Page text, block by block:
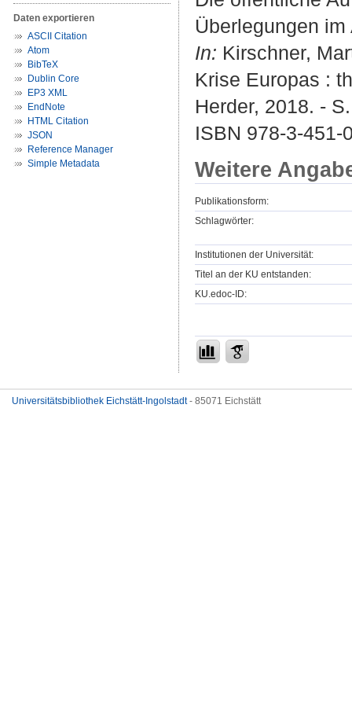
Daten exportieren
ASCII Citation
Atom
BibTeX
Dublin Core
EP3 XML
EndNote
HTML Citation
JSON
Reference Manager
Simple Metadata
Überlegungen
In: Kirschner,
Krise Europas :
Herder, 2018. -
ISBN 978-3-451-
Weitere
Publikationsform:
Schlagwörter:
Institutionen der Universität:
Titel an der KU entstanden:
KU.edoc-ID:
Universitätsbibliothek Eichstätt-Ingolstadt- 85071 Eichstätt